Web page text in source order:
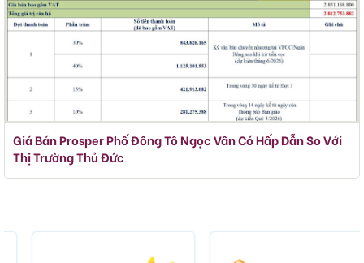
Giá Bán Prosper Phố Đông Tô Ngọc Vân Có Hấp Dẫn So Với
Thị Trường Thủ Đức